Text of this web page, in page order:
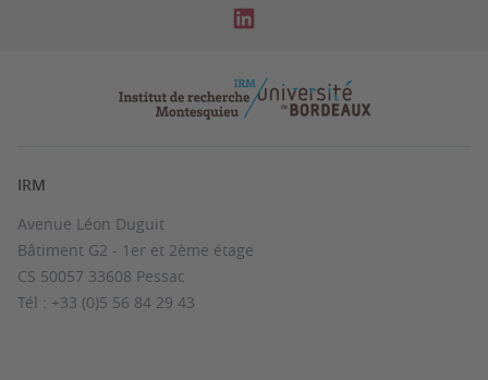
IRM
Avenue Léon Duguit
Bâtiment G2 - 1er et 2ème étage
CS 50057 33608 Pessac
Tél : +33 (0)5 56 84 29 43